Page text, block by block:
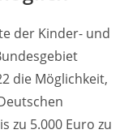
der Kinder- und
die Möglichkeit,
zu 5.000 Euro zu